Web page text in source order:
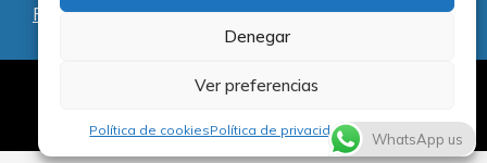
Denegar
Ver preferencias
Política de cookiesPolítica de privacidadAviso Legal
Preguntas frecuentes
Al servicio de la reparación y el mantenimiento
0 artículos -0,00€
Finalizar Compra
WhatsApp us